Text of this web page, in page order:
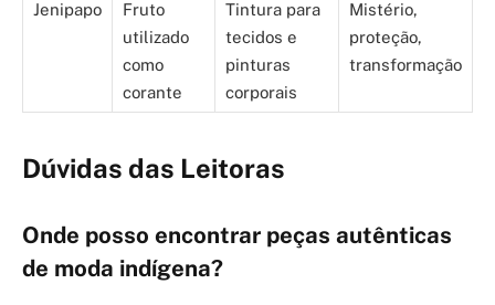
Jenipapo
Fruto
utilizado
como
corante
Tintura para
tecidos e
pinturas
corporais
Mistério,
proteção,
transformação
Dúvidas das Leitoras
Onde posso encontrar peças autênticas
de moda indígena?